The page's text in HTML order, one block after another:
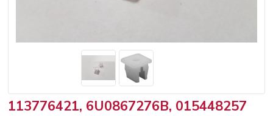
113776421, 6U0867276B, 015448257